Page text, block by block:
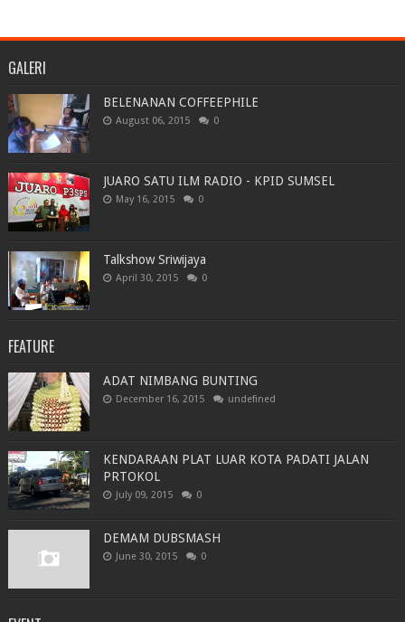
GALERI
BELENANAN COFFEEPHILE
August 06, 2015 0
JUARO SATU ILM RADIO - KPID SUMSEL
May 16, 2015 0
Talkshow Sriwijaya
April 30, 2015 0
FEATURE
ADAT NIMBANG BUNTING
December 16, 2015 undefined
KENDARAAN PLAT LUAR KOTA PADATI JALAN
PRTOKOL
July 09, 2015 0
DEMAM DUBSMASH
June 30, 2015 0